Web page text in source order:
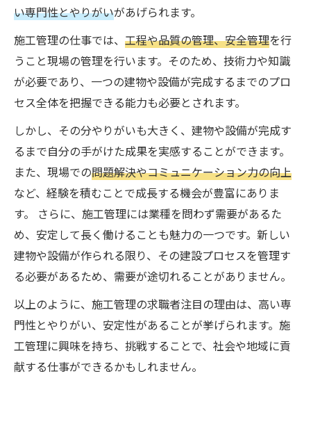
い専門性とやりがいがあげられます。
施工管理の仕事では、 工程や品質の管理、安全管理を行
うこと現場の管理を行います。そのため、技術力や知識
が必要であり、一つの建物や設備が完成するまでのプロ
セス全体を把握できる能力も必要とされます。
しかし、その分やりがいも大きく、建物や設備が完成す
るまで自分の手がけた成果を実感することができます。
また、現場での問題解決やコミュニケーション力の向上
など、経験を積むことで成長する機会が豊富にありま
す。 さらに、施工管理には業種を問わず需要があるた
め、安定して長く働けることも魅力の一つです。新しい
建物や設備が作られる限り、その建設プロセスを管理す
る必要があるため、需要が途切れることがありません。
以上のように、施工管理の求職者注目の理由は、高い専
門性とやりがい、安定性があることが挙げられます。施
工管理に興味を持ち、挑戦することで、社会や地域に貢
献する仕事ができるかもしれません。